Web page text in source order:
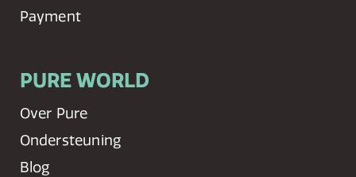
Payment
PURE WORLD
Over Pure
Ondersteuning
Blog